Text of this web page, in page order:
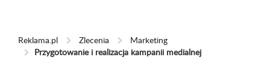
Reklama.pl Zlecenia
Marketing
Przygotowanie i realizacja kampanii medialnej